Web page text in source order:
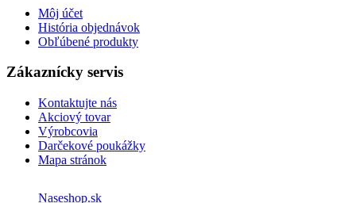
Môj účet
História objednávok
Obľúbené produkty
Zákaznícky servis
Kontaktujte nás
Akciový tovar
Výrobcovia
Darčekové poukážky
Mapa stránok
Naseshop.sk